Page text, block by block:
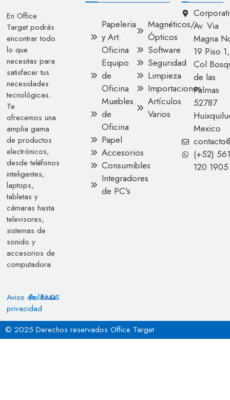
En Office
Target podrás
encontrar todo
lo que
necesitas para
satisfacer tus
necesidades
tecnológicas.
Te
ofrecemos una
amplia gama
de productos
electrónicos,
desde teléfonos
inteligentes,
laptops,
tabletas y
cámaras hasta
televisores,
sistemas de
sonido y
accesorios de
computadora.
Aviso de
privacidad
Políticas
FAQS
Papeleria
y Art.
Oficina
Equipo
de
Oficina
Muebles
de
Oficina
Papel
Accesorios
Consumibles
Integradores
de PC's
Magnéticos/
Ópticos
Software
Seguridad
Limpieza
Importaciones
Artículos
Varios
Av. Via
Magna
19 Piso 1,
Col
de las
Palmas
52787
Mexico
(+52) 561
120 1905
© 2025 Derechos reservados Office Target